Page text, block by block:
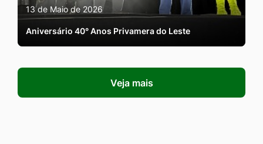
13 de Maio de 2026
Aniversário 40° Anos Privamera do Leste
Veja mais